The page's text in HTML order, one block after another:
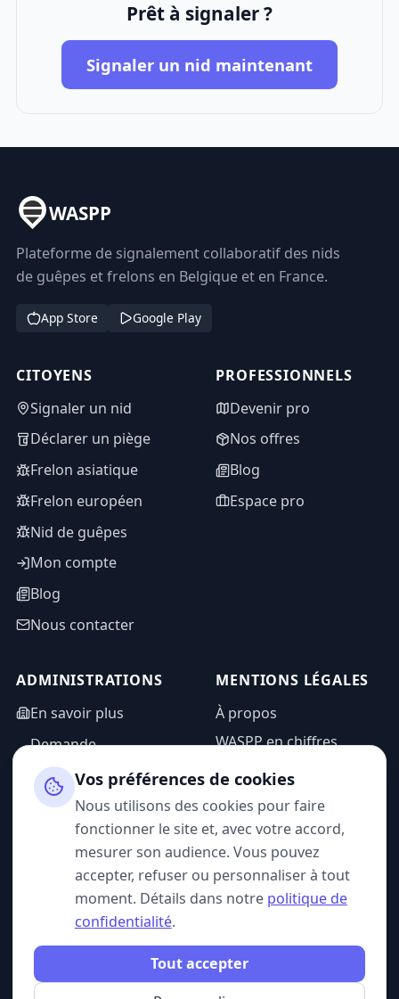
Prêt à signaler ?
Signaler un nid maintenant
WASPP
Plateforme de signalement collaboratif des nids
de guêpes et frelons en Belgique et en France.
App Store Google Play
CITOYENS
Signaler un nid
Déclarer un piège
Frelon asiatique
Frelon européen
Nid de guêpes
Mon compte
Blog
Nous contacter
PROFESSIONNELS
Devenir pro
Nos offres
Blog
Espace pro
ADMINISTRATIONS
En savoir plus
Demande
d'information
Espace admin
MENTIONS LÉGALES
À propos
WASPP en chiffres
Mentions légales
Politique de
confidentialité
CGU
SUIVEZ-NOUS
Vos préférences de cookies
Nous utilisons des cookies pour faire
fonctionner le site et, avec votre accord,
mesurer son audience. Vous pouvez
accepter, refuser ou personnaliser à tout
moment. Détails dans notre politique de
confidentialité.
Tout accepter